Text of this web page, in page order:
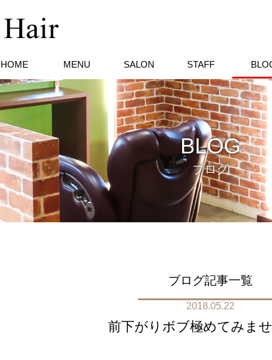
HOME MENU SALON STAFF
BLOG
ブログ
ブログ記事一覧
2018.05.22
前下がりボブ極めてみま